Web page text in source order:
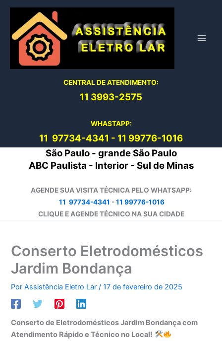
conteúdo
CENTRAL DE ATENDIMENTO:
11 3993-2575
WHASTAPP:
11 97734-4341 - 11 99776-1016
São Paulo - grande São Paulo
ABC Paulista - Interior - Sul de Minas
AGENDE SUA VISITA TÉCNICA PELO WHATSAPP:
11 97734-4341 -11 99776-1016
CLIQUE E AGENDE TÉCNICO NA SUA CIDADE
Conserto Eletrodomésticos
Jardim Bondança
PorAssistência Eletro Lar/17 de fevereiro de 2025
Conserto de Eletrodomésticos Jardim Bondança com
Atendimento Rápido e Técnico no Local!